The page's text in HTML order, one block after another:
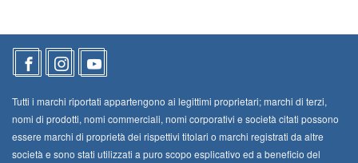
Tutti i marchi riportati appartengono ai legittimi proprietari; marchi di terzi,
nomi di prodotti, nomi commerciali, nomi corporativi e società citati possono
essere marchi di proprietà dei rispettivi titolari o marchi registrati da altre
società e sono stati utilizzati a puro scopo esplicativo ed a beneficio del